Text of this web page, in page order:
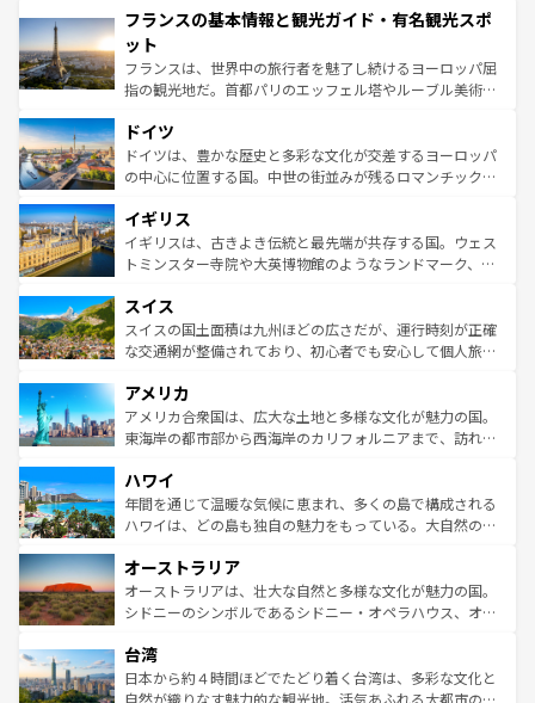
ませてくれるイタリアで、忘れられない旅をしてみよう！
なお、新着のイタリア情報は
しい。
文化が根付くこの国では、情熱的なフラメンコ、熱気あふ
れる闘牛、そして美味しいタパスが生活の一部となってい
る。首都マドリードの洗練された雰囲気や、バルセロナの
アートに溢れた街角から、地方では古代ローマ遺跡や中世
せる。地方によって風土や気候が異なるスペインはその個
性で訪れる人を魅了する。 なお、新着のスペイン情報は コ
ンテンツ一覧を参照してほしい。
フランスの基本情報と観光ガイド・有名観光スポ
ット
フランスは、世界中の旅行者を魅了し続けるヨーロッパ屈
指の観光地だ。首都パリのエッフェル塔やルーブル美術館
で、幅広い魅力が詰まっている。華麗な宮殿、歴史的な大
聖堂、美しいビーチ、そして豊かな自然が、訪れる者を心
から魅了する。また、フランスは美食の国としても知ら
いる。シャンパンの発祥地であるランス、プロヴァンスの
香り高いラベンダー畑など、多彩な楽しみ方が可能だ。さ
らに、パリ以外の地域にも魅力が溢れており、どの街角に
れる地方に足を運ぶとそれぞれで全く異なる文化を体験で
きるだろう。 なお、新着のフランス情報はコンテンツ一覧
を参照してほしい。
ドイツ
ドイツは、豊かな歴史と多彩な文化が交差するヨーロッパ
の中心に位置する国。中世の街並みが残るロマンチック街
顔を持つこの国は、どこを歩いても飽きることがない。ベ
ルリンの文化的活気、バイエルン州のアルプスの絶景、そ
してライン川沿いのワイン畑といった風景は必見。ビール
は、お酒好きな人にはぜひ体験してほしい。 なお、新着の
ドイツ情報はコンテンツ一覧を参照してほしい。
イギリス
イギリスは、古きよき伝統と最先端が共存する国。ウェス
トミンスター寺院や大英博物館のようなランドマーク、歴
リアごとに異なる魅力がある。また、優雅なアフタヌーン
ティー、ビール好きにはたまらない英国パブ、サッカー観
戦など、本場だからこそできる体験も豊富。イギリスを旅
ンツ一覧を参照してほしい。
スイス
スイスの国土面積は九州ほどの広さだが、運行時刻が正確
な交通網が整備されており、初心者でも安心して個人旅行
の建物がそのまま残る町や、スイスならではのユニークな
博物館もあり、アルプス観光だけでなく町歩きも満喫する
ことができる。国民の所得が高いため物価も高いが、旅行
ば市内交通費無料で観光を楽しむこともできる。 なお、新
着のスイス情報はコンテンツ一覧 を参照してほしい。
アメリカ
アメリカ合衆国は、広大な土地と多様な文化が魅力の国。
東海岸の都市部から西海岸のカリフォルニアまで、訪れる
のような巨大都市は、観光、ショッピング、エンターテイ
ンメントが詰まった刺激的なスポットだ。一方、アメリカ
西部には大自然が広がり、グランドキャニオンやイエロー
部のニューオーリンズでは、音楽と美食が融合した独特の
文化が魅力。旅行者はアメリカの各地域で異なる魅力を楽
しみながら、その多様性と豊かな歴史を感じることができ
ならではの贅沢な旅のスタイルだ。 なお、新着のアメリカ
情報はコンテンツ一覧を参照してほしい。
ハワイ
年間を通じて温暖な気候に恵まれ、多くの島で構成される
ハワイは、どの島も独自の魅力をもっている。大自然の神
ワイ島は見逃せない。また、定番の観光地といえばオアフ
島だが、静かな自然を求めるならマウイ島やカウアイ島が
おすすめ。エメラルドグリーンに輝く海をはじめ、豊かな
れるおもてなしの心で訪れる人々を迎えてくれるハワイの
人々、おいしいローカルフードやハワイアンミュージッ
ク、伝統的なフラダンスなど、すべてがハワイの魅力を彩
オーストラリア
オーストラリアは、壮大な自然と多様な文化が魅力の国。
シドニーのシンボルであるシドニー・オペラハウス、オー
リアリーフや大陸中央部にそびえるウルル（エアーズロッ
ク）、タスマニアの美しい原生林やケアンズの熱帯雨林な
ど、見どころがたくさん。また、カフェやワイン、オージ
台湾
日本から約４時間ほどでたどり着く台湾は、多彩な文化と
自然が織りなす魅力的な観光地。活気あふれる大都市の台